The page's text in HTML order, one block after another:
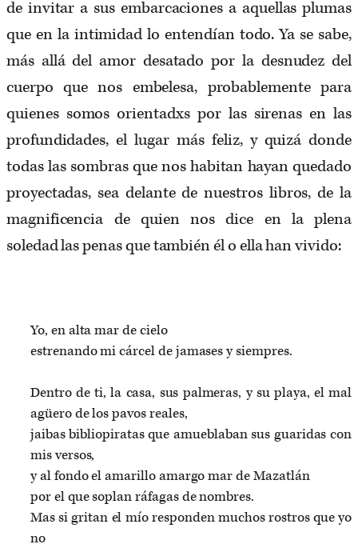
de invitar a sus embarcaciones a aquellas plumas
que en la intimidad lo entendían todo. Ya se sabe,
más allá del amor desatado por la desnudez del
cuerpo que nos embelesa, probablemente para
quienes somos orientadxs por las sirenas en las
profundidades, el lugar más feliz, y quizá donde
todas las sombras que nos habitan hayan quedado
proyectadas, sea delante de nuestros libros, de la
magnificencia de quien nos dice en la plena
soledad las penas que también él o ella han vivido:
Yo, en alta mar de cielo
estrenando mi cárcel de jamases y siempres.
Dentro de ti, la casa, sus palmeras, y su playa, el mal
agüero de los pavos reales,
jaibas bibliopiratas que amueblaban sus guaridas con
mis versos,
y al fondo el amarillo amargo mar de Mazatlán
por el que soplan ráfagas de nombres.
Mas si gritan el mío responden muchos rostros que yo
no